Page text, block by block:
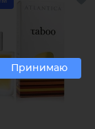
Принимаю